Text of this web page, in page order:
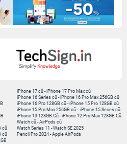
iPhone 17 cũ-iPhone 17 Pro Max cũ
iPhone 16 Series cũ- iPhone 16 Pro Max 256GB cũ
iPhone 16 Pro 128GB cũ-iPhone 15 Pro 128GB cũ
iPhone 15 Pro Max 256GB cũ- iPhone 15 Series cũ
cũ
cũ
iPhone 13 128GB Cũ-iPhone 12 Pro Max 128GB Cũ
Watch cũ-AirPods cũ
Watch Series 11 -Watch SE 2025
Pencil Pro 2024-Apple AirPods